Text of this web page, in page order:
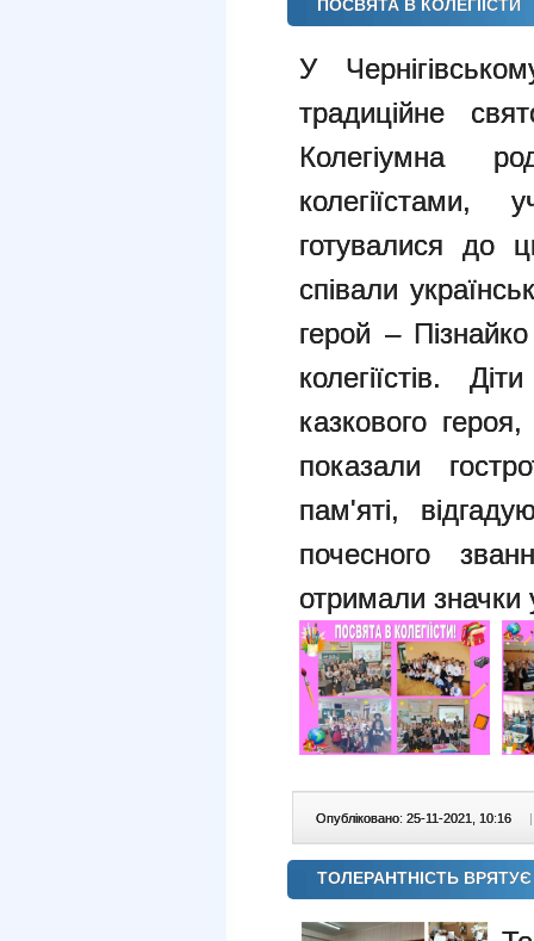
ПОСВЯТА В КОЛЕГІЇСТИ
У
традиційне
Колегіумна
готувалися до
співали
герой –
колегіїстів.
казкового
показали
пам'яті,
почесного
отримали значки
Опубліковано: 25-11-2021, 10:16
ТОЛЕРАНТНІСТЬ ВРЯТУЄ